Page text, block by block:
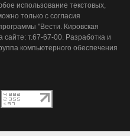
использование текстовых,
только с согласия
"Вести. Кировская
сайте: т.67-67-00. Разработка и
компьютерного обеспечения